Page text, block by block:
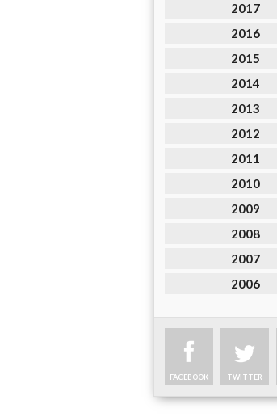
2017
2016
2015
2014
2013
2012
2011
2010
2009
2008
2007
2006
FACEBOOK TWITTER